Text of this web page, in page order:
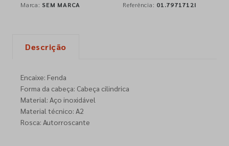
Marca: SEM MARCA Referência: 01.7971712I
Descrição
Encaixe: Fenda
Forma da cabeça: Cabeça cilindrica
Material: Aço inoxidável
Material técnico: A2
Rosca: Autorroscante